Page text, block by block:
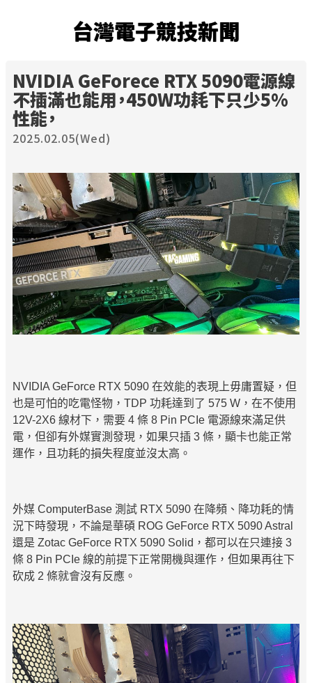
台灣電子競技新聞
NVIDIA GeForece RTX 5090電源線
不插滿也能用，450W功耗下只少5%
性能，
2025.02.05(Wed)
NVIDIA GeForce RTX 5090 在效能的表現上毋庸置疑，但
也是可怕的吃電怪物，TDP 功耗達到了 575 W，在不使用
12V-2X6 線材下，需要 4 條 8 Pin PCIe 電源線來滿足供
電，但卻有外媒實測發現，如果只插 3 條，顯卡也能正常
運作，且功耗的損失程度並沒太高。
外媒 ComputerBase 測試 RTX 5090 在降頻、降功耗的情
況下時發現，不論是華碩 ROG GeForce RTX 5090 Astral
還是 Zotac GeForce RTX 5090 Solid，都可以在只連接 3
條 8 Pin PCIe 線的前提下正常開機與運作，但如果再往下
砍成 2 條就會沒有反應。